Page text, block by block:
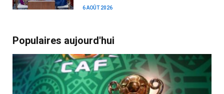
6 AOÛT 2026
Populaires aujourd'hui